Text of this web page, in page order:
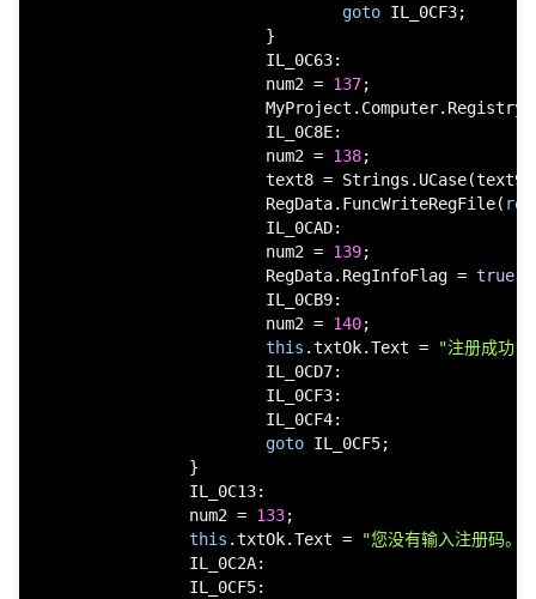
goto IL_0CF3;
}
IL_0C63:
num2 = 137;
IL_0C8E:
num2 = 138;
text8 =
RegData.FuncWriteRegFile( ref
IL_0CAD:
num2 = 139;
RegData.RegInfoFlag = true
IL_0CB9:
num2 = 140;
this .txtOk.Text =
"注册成功
IL_0CD7:
IL_0CF3:
IL_0CF4:
goto IL_0CF5;
}
IL_0C13:
num2 = 133;
this .txtOk.Text = "您没有输入注册码。"
IL_0C2A:
IL_0CF5: